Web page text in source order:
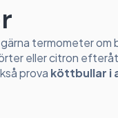
termometer om
eller citron
prova köttbullar i